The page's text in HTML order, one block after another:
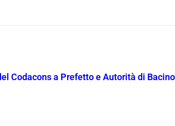
Codacons a Prefetto e Autorità di